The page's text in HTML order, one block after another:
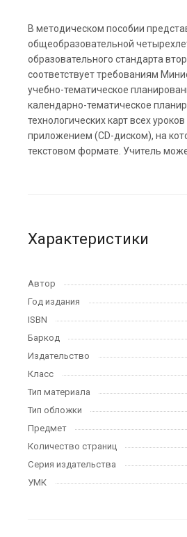
В методическом пособии
общеобразовательной
образовательного стандарта
соответствует требованиям
учебно-тематическое
календарно-тематическое
технологических карт всех
приложением (CD-диском), на
текстовом формате. Учитель
Характеристики
Автор
Год издания
ISBN
Баркод
Издательство
Класс
Тип материала
Тип обложки
Предмет
Количество страниц
Серия издательства
УМК